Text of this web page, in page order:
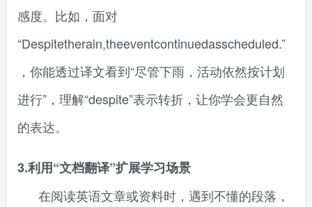
感度。比如，面对
“Despitetherain,theeventcontinuedasscheduled.”
，你能透过译文看到“尽管下雨，活动依然按计划
进行”，理解“despite”表示转折，让你学会更自然
的表达。
3.利用“文档翻译”扩展学习场景
在阅读英语文章或资料时，遇到不懂的段落，